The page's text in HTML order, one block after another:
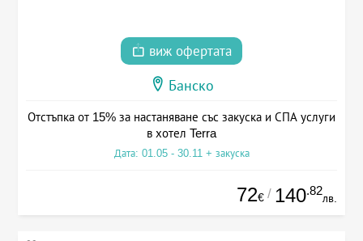
виж офертата
Банско
Отстъпка от 15% за настаняване със закуска и СПА услуги
в хотел Terra
Дата: 01.05 - 30.11 + закуска
72€ / 140.82
лв.